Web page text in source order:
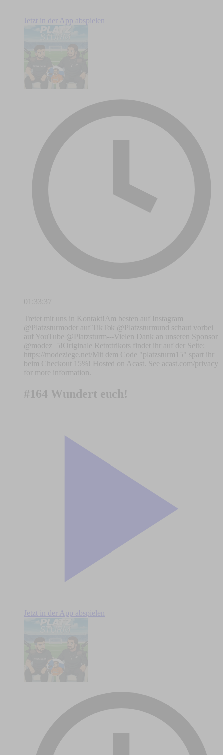
Jetzt in der App abspielen
01:33:37
Tretet mit uns in Kontakt!Am besten auf Instagram
@Platzsturmoder auf TikTok @Platzsturmund schaut vorbei
auf YouTube @Platzsturm---Vielen Dank an unseren Sponsor
@modez_5!Originale Retrotrikots findet ihr auf der Seite:
https://modeziege.net/Mit dem Code "platzsturm15" spart ihr
beim Checkout 15%! Hosted on Acast. See acast.com/privacy
for more information.
#164 Wundert euch!
Jetzt in der App abspielen